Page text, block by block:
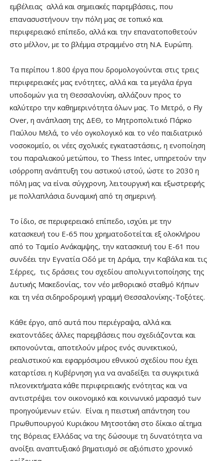
εμβέλειας αλλά και σημειακές παρεμβάσεις, που
επανασυστήνουν την πόλη μας σε τοπικό και
περιφερειακό επίπεδο, αλλά και την επανατοποθετούν
στο μέλλον, με το βλέμμα στραμμένο στη Ν.Α. Ευρώπη.
Τα περίπου 1.800 έργα που δρομολογούνται στις τρεις
περιφερειακές μας ενότητες, αλλά και τα μεγάλα έργα
υποδομών για τη Θεσσαλονίκη, αλλάζουν προς το
καλύτερο την καθημερινότητα όλων μας. Το Μετρό, ο Fly
Over, η ανάπλαση της ΔΕΘ, το Μητροπολιτικό Πάρκο
Παύλου Μελά, το νέο ογκολογικό και το νέο παιδιατρικό
νοσοκομείο, οι νέες σχολικές εγκαταστάσεις, η ενοποίηση
του παραλιακού μετώπου, το Thess Intec, υπηρετούν την
ισόρροπη ανάπτυξη του αστικού ιστού, ώστε το 2030 η
πόλη μας να είναι σύγχρονη, λειτουργική και εξωστρεφής
με πολλαπλάσια δυναμική από τη σημερινή.
Το ίδιο, σε περιφερειακό επίπεδο, ισχύει με την
κατασκευή του Ε-65 που χρηματοδοτείται εξ ολοκλήρου
από το Ταμείο Ανάκαμψης, την κατασκευή του Ε-61 που
συνδέει την Εγνατία Οδό με τη Δράμα, την Καβάλα και τις
Σέρρες, τις δράσεις του σχεδίου απολιγνιτοποίησης της
Δυτικής Μακεδονίας, τον νέο μεθοριακό σταθμό Κήπων
και τη νέα σιδηροδρομική γραμμή Θεσσαλονίκης-Τοξότες.
Κάθε έργο, από αυτά που περιέγραψα, αλλά και
εκατοντάδες άλλες παρεμβάσεις που σχεδιάζονται και
εκπονούνται, αποτελούν μέρος ενός συνεκτικού,
ρεαλιστικού και εφαρμόσιμου εθνικού σχεδίου που έχει
καταρτίσει η Κυβέρνηση για να αναδείξει τα συγκριτικά
πλεονεκτήματα κάθε περιφερειακής ενότητας και να
αντιστρέψει τον οικονομικό και κοινωνικό μαρασμό των
προηγούμενων ετών. Είναι η πειστική απάντηση του
Πρωθυπουργού Κυριάκου Μητσοτάκη στο δίκαιο αίτημα
της Βόρειας Ελλάδας να της δώσουμε τη δυνατότητα να
ανοίξει αναπτυξιακό βηματισμό σε αξιόπιστο χρονικό